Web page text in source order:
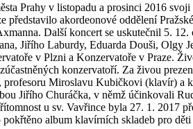
Prahy v listopadu a prosinci 2016
akordeonové oddělení
Další koncert se uskutečnil 5.
Jiřího Laburdy, Eduarda Douši, Olgy
v Plzni a Konzervatoře v Praze.
konzervatoří. Za živou
Miroslavu Kubičkovi (klavír) a
Jiřího Churáčka, v němž účinkovali
u sv. Vavřince byla 27. 1. 2017
album klavírních skladeb pro